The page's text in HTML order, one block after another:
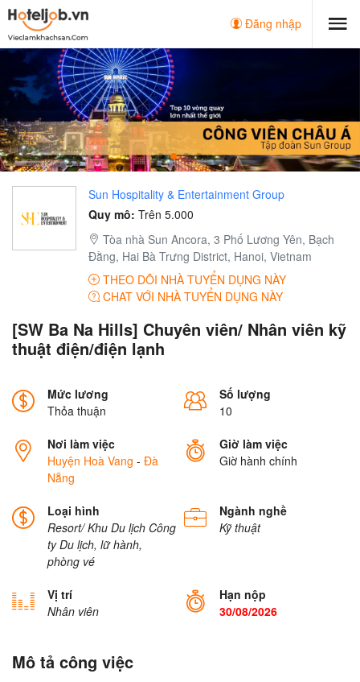
Đăng nhập
Sun Hospitality & Entertainment Group
Quy mô: Trên 5.000
Tòa nhà Sun Ancora, 3 Phố Lương Yên, Bạch
Đằng, Hai Bà Trưng District, Hanoi, Vietnam
THEO DÕI NHÀ TUYỂN DỤNG NÀY
CHAT VỚI NHÀ TUYỂN DỤNG NÀY
[SW Ba Na Hills] Chuyên viên/ Nhân viên kỹ
thuật điện/điện lạnh
Mức lương
Thỏa thuận
Số lượng
10
Nơi làm việc
Huyện Hoà Vang - Đà
Nẵng
Giờ làm việc
Giờ hành chính
Loại hình
Resort/ Khu Du lịch Công
ty Du lịch, lữ hành,
phòng vé
Ngành nghề
Kỹ thuật
Vị trí
Nhân viên
Hạn nộp
30/08/2026
Mô tả công việc